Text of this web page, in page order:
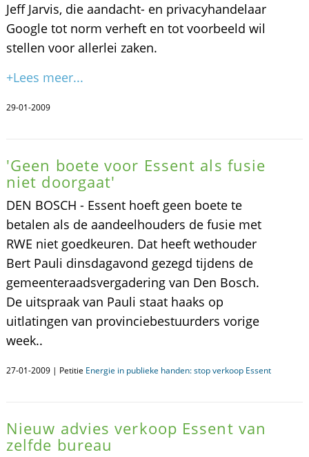
Jeff Jarvis, die aandacht- en privacyhandelaar
Google tot norm verheft en tot voorbeeld wil
stellen voor allerlei zaken.
+Lees meer...
29-01-2009
'Geen boete voor Essent als fusie
niet doorgaat'
DEN BOSCH - Essent hoeft geen boete te
betalen als de aandeelhouders de fusie met
RWE niet goedkeuren. Dat heeft wethouder
Bert Pauli dinsdagavond gezegd tijdens de
gemeenteraadsvergadering van Den Bosch.
De uitspraak van Pauli staat haaks op
uitlatingen van provinciebestuurders vorige
week..
27-01-2009 | Petitie Energie in publieke handen: stop verkoop Essent
Nieuw advies verkoop Essent van
zelfde bureau